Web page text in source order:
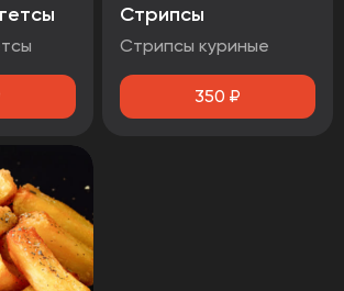
Стрипсы
Стрипсы куриные
350 ₽